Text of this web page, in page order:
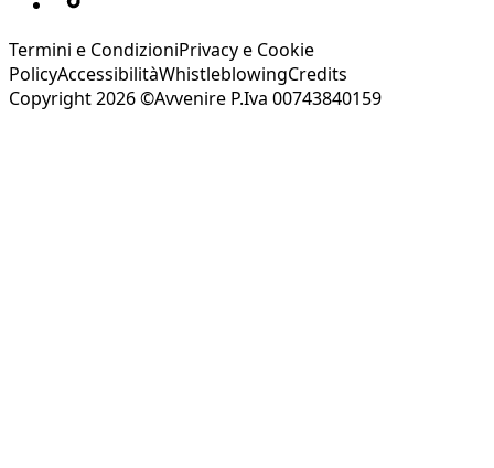
Termini e CondizioniPrivacy e Cookie
PolicyAccessibilitàWhistleblowingCredits
Copyright 2026 ©Avvenire P.Iva 00743840159